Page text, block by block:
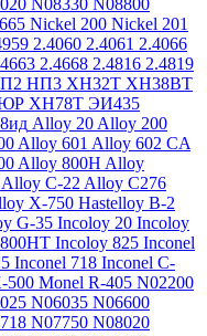
N08330 N08800
Nickel 200 Nickel 201
2.4060 2.4061 2.4066
2.4668 2.4816 2.4819
НП3 ХН32Т ХН38ВТ
ХН78Т ЭИ435
Alloy 20 Alloy 200
Alloy 601 Alloy 602 CA
Alloy 800H Alloy
Alloy C-22 Alloy C276
X-750 Hastelloy B-2
G-35 Incoloy 20 Incoloy
Incoloy 825 Inconel
Inconel 718 Inconel C-
500 Monel R-405 N02200
N06035 N06600
N07750 N08020